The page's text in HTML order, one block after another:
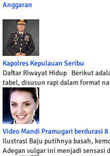
Anggaran
Kapolres Kepulauan Seribu
Daftar Riwayat Hidup Berikut
tabel, disusun rapi dalam format
Video Mandi Pramugari berdurasi
Ilustrasi Baju putihnya basah,
Adegan vulgar ini menjadi sensasi